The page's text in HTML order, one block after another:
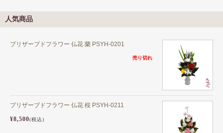
人気商品
プリザーブドフラワー 仏花 蘭 PSYH-0201
売り切れ
プリザーブドフラワー 仏花 桜 PSYH-0211
¥8,500(税込)